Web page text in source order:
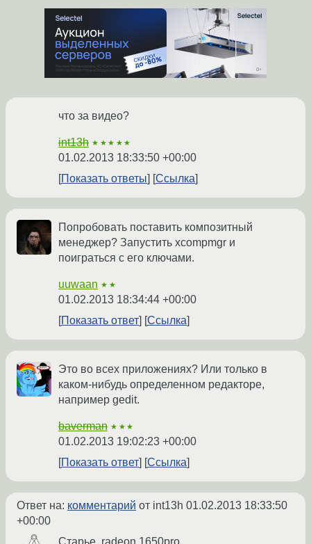
что за видео?
int13h ★★★★★
01.02.2013 18:33:50 +00:00
Показать ответы
Ссылка
Попробовать поставить композитный
менеджер? Запустить xcompmgr и
поиграться с его ключами.
uuwaan ★★
01.02.2013 18:34:44 +00:00
Показать ответ
Ссылка
Это во всех приложениях? Или только в
каком-нибудь определенном редакторе,
например gedit.
baverman ★★★
01.02.2013 19:02:23 +00:00
Показать ответ
Ссылка
Ответ на: комментарий от int13h 01.02.2013 18:33:50
+00:00